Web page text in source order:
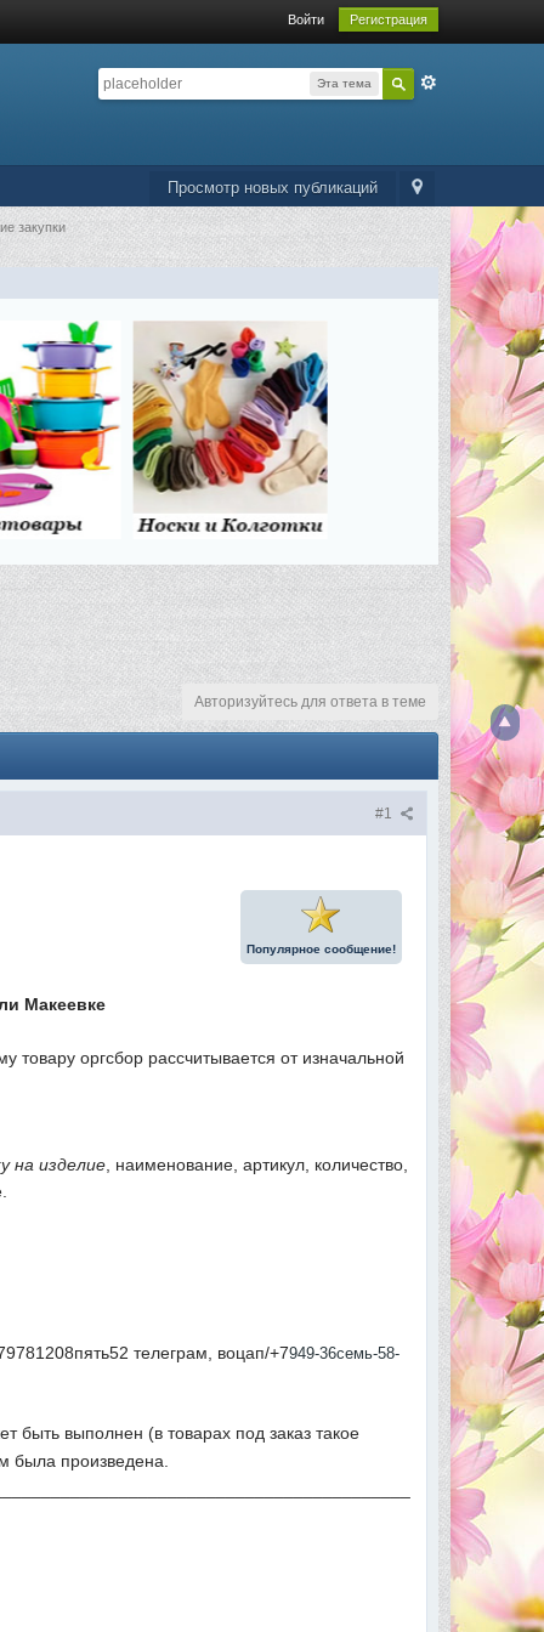
Войти Регистрация
Эта тема
Просмотр новых публикаций
закупки
Авторизуйтесь для ответа в теме
#1
Популярное сообщение!
Макеевке
товару оргсбор рассчитывается от изначальной
на изделие , наименование, артикул, количество,
телеграм, воцап/+7949-36семь-58-
быть выполнен (в товарах под заказ такое
была произведена.